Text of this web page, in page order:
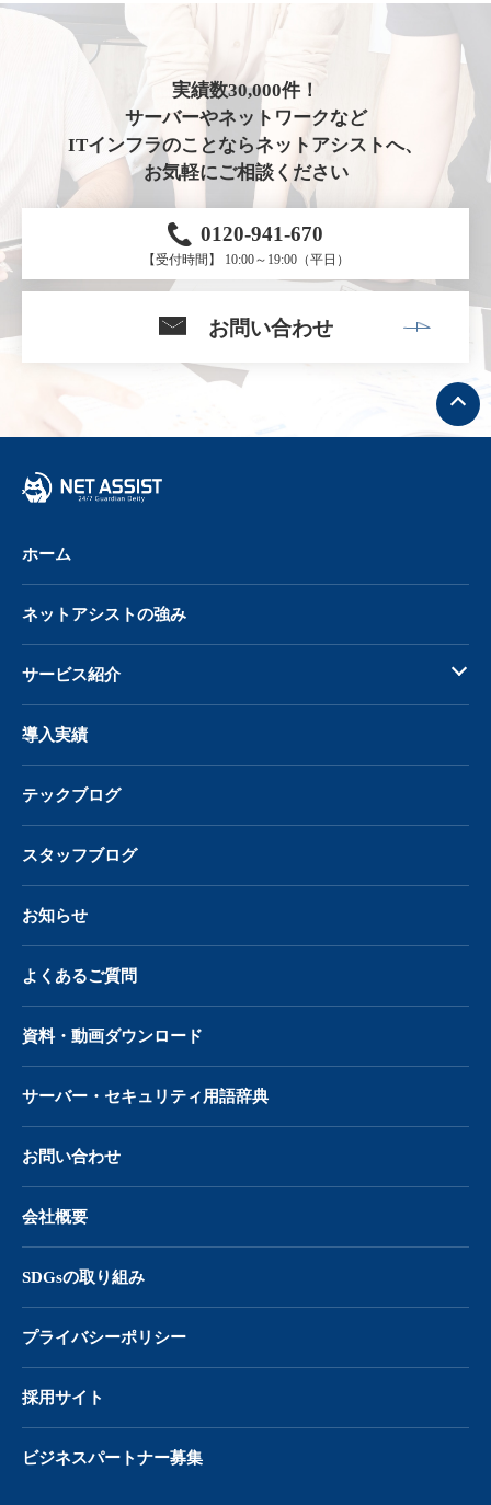
実績数30,000件！
サーバーやネットワークなど
ITインフラのことならネットアシストへ、
お気軽にご相談ください
0120-941-670
【受付時間】 10:00～19:00（平日）
お問い合わせ
ト
ッ
プ
へ
ホーム
ネットアシストの強み
サービス紹介
導入実績
テックブログ
スタッフブログ
お知らせ
よくあるご質問
資料・動画ダウンロード
サーバー・ セキュリティ用語辞典
お問い合わせ
会社概要
SDGsの取り組み
プライバシーポリシー
採用サイト
ビジネスパートナー募集